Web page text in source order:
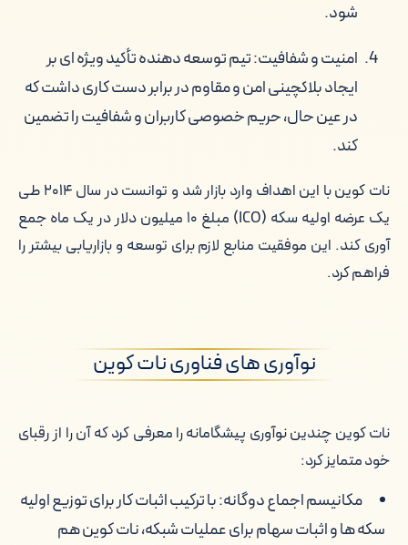
شود.
امنیت و شفافیت: تیم توسعه دهنده تأکید ویژه ای بر
ایجاد بلاکچینی امن و مقاوم در برابر دست کاری داشت که
در عین حال، حریم خصوصی کاربران و شفافیت را تضمین
کند.
نات کوین با این اهداف وارد بازار شد و توانست در سال ۲۰۱۴ طی
یک عرضه اولیه سکه (ICO) مبلغ ۱۰ میلیون دلار در یک ماه جمع
آوری کند. این موفقیت منابع لازم برای توسعه و بازاریابی بیشتر را
فراهم کرد.
نوآوری های فناوری نات کوین
نات کوین چندین نوآوری پیشگامانه را معرفی کرد که آن را از رقبای
خود متمایز کرد:
مکانیسم اجماع دوگانه: با ترکیب اثبات کار برای توزیع اولیه
سکه ها و اثبات سهام برای عملیات شبکه، نات کوین هم